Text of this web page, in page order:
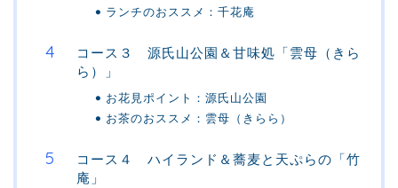
ランチのおススメ：千花庵
コース３ 源氏山公園＆甘味処「雲母（きら
ら）」
お花見ポイント：源氏山公園
お茶のおススメ：雲母（きらら）
コース４ ハイランド＆蕎麦と天ぷらの「竹
庵」